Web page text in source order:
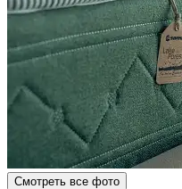
Смотреть все фото